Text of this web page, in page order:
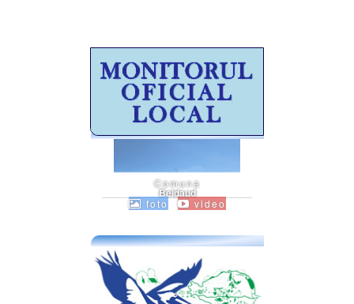
Comuna
Beidaud
foto video